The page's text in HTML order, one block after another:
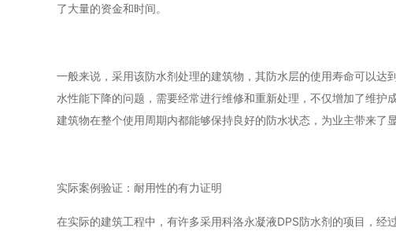
了大量的资金和时间。
一般来说，采用该防水剂处理的建筑物，其防水层的使用寿命可以
水性能下降的问题，需要经常进行维修和重新处理，不仅增加了维
建筑物在整个使用周期内都能够保持良好的防水状态，为业主带来了
实际案例验证：耐用性的有力证明
在实际的建筑工程中，有许多采用科洛永凝液DPS防水剂的项目，